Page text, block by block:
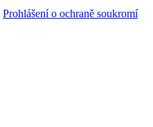
Prohlášení o ochraně soukromí